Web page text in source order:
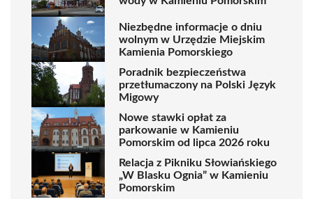
Niezbędne informacje o dniu
wolnym w Urzędzie Miejskim
Kamienia Pomorskiego
Poradnik bezpieczeństwa
przetłumaczony na Polski Język
Migowy
Nowe stawki opłat za
parkowanie w Kamieniu
Pomorskim od lipca 2026 roku
Relacja z Pikniku Słowiańskiego
„W Blasku Ognia” w Kamieniu
Pomorskim